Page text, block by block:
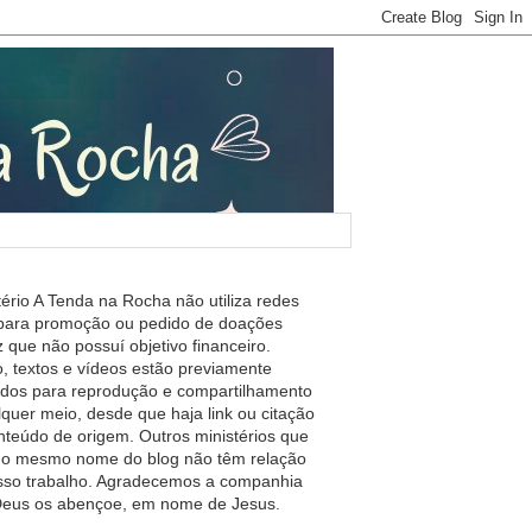
A Tenda na Rocha não utiliza redes
promoção ou pedido de doações
que não possuí objetivo financeiro.
textos e vídeos estão previamente
para reprodução e compartilhamento
meio, desde que haja link ou citação
de origem. Outros ministérios que
mesmo nome do blog não têm relação
trabalho. Agradecemos a companhia
os abençoe, em nome de Jesus.